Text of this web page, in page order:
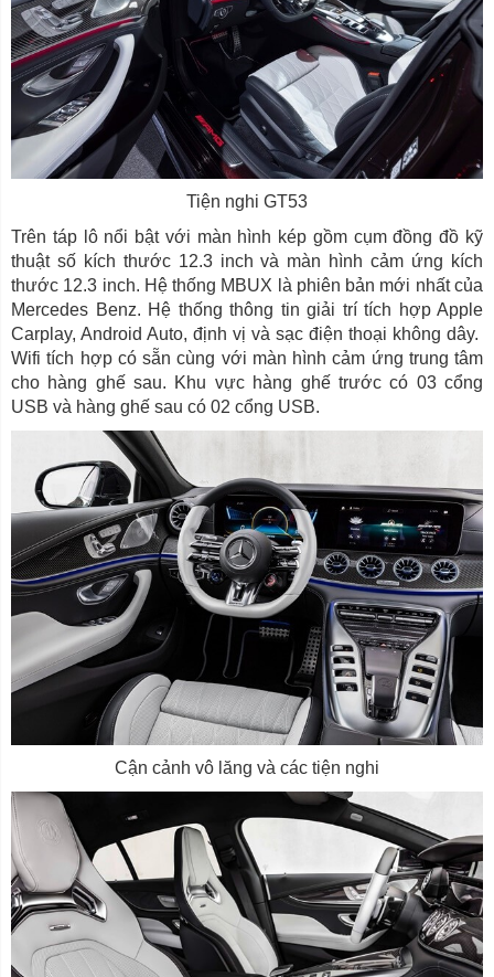
Tiện nghi GT53
Trên táp lô nổi bật với màn hình kép gồm cụm đồng đồ kỹ
thuật số kích thước 12.3 inch và màn hình cảm ứng kích
thước 12.3 inch. Hệ thống MBUX là phiên bản mới nhất của
Mercedes Benz. Hệ thống thông tin giải trí tích hợp Apple
Carplay, Android Auto, định vị và sạc điện thoại không dây.
Wifi tích hợp có sẵn cùng với màn hình cảm ứng trung tâm
cho hàng ghế sau. Khu vực hàng ghế trước có 03 cổng
USB và hàng ghế sau có 02 cổng USB.
Cận cảnh vô lăng và các tiện nghi